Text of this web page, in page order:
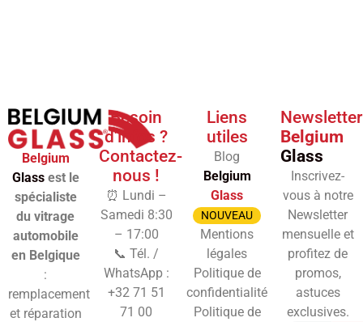
Belgium
Glassest le
spécialiste
du vitrage
automobile
en Belgique
:
remplacement
et réparation
Besoin
d'infos ?
Contactez-
nous !
⏰ Lundi –
Samedi 8:30
– 17:00
📞 Tél. /
WhatsApp :
+32 71 51
71 00
Liens
utiles
Blog
Belgium
Glass
NOUVEAU
Mentions
légales
Politique de
confidentialité
Politique de
Newsletter
Belgium
Glass
Inscrivez-
vous à notre
Newsletter
mensuelle et
profitez de
promos,
astuces
exclusives.